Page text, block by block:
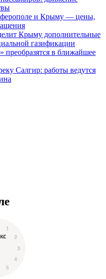
и Крыму — цены,
Крыму дополнительные
газификации
преобразятся в ближайшее
Салгир: работы ведутся